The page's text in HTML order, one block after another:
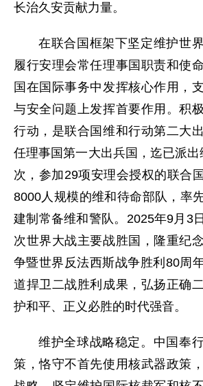
长治久安贡献力量。
在联合国框架下坚定维护世
履行安理会常任理事国职责和使
国在国际事务中发挥核心作用，
与安全问题上发挥首要作用。积
行动，是联合国维和行动第二大
任理事国第一大出兵国，迄已派出
次，参加29项安理会授权的联合
8000人规模的维和待命部队，率
建制常备维和警队。2025年9月3
次世界大战主要战胜国，隆重纪
争暨世界反法西斯战争胜利80周
道捍卫二战胜利成果，弘扬正确
护和平、正义必胜的时代强音。
维护全球战略稳定。中国奉
策，恪守不首先使用核武器政策